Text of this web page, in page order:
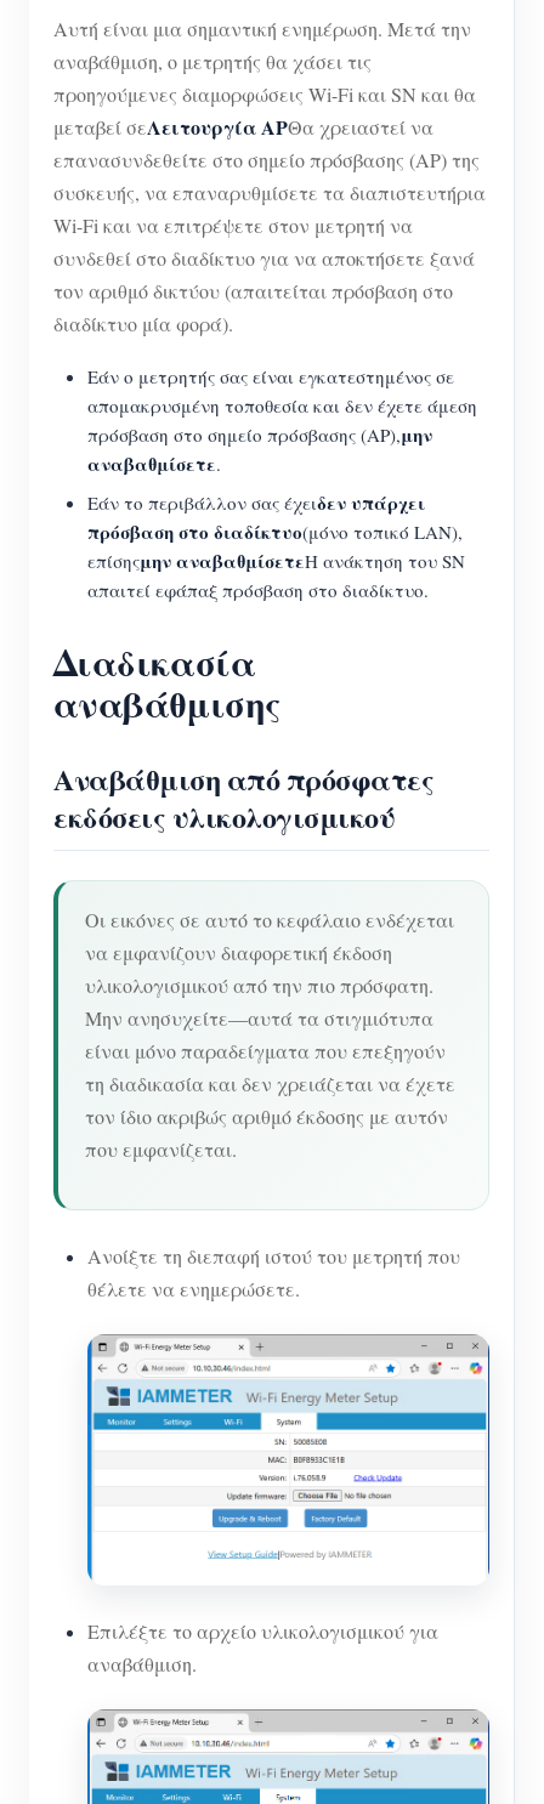
Αυτή είναι μια σημαντική ενημέρωση. Μετά την
αναβάθμιση, ο μετρητής θα χάσει τις
προηγούμενες διαμορφώσεις Wi-Fi και SN και θα
μεταβεί σεΛειτουργία APΘα χρειαστεί να
επανασυνδεθείτε στο σημείο πρόσβασης (AP) της
συσκευής, να επαναρυθμίσετε τα διαπιστευτήρια
Wi-Fi και να επιτρέψετε στον μετρητή να
συνδεθεί στο διαδίκτυο για να αποκτήσετε ξανά
τον αριθμό δικτύου (απαιτείται πρόσβαση στο
διαδίκτυο μία φορά).
Εάν ο μετρητής σας είναι εγκατεστημένος σε
απομακρυσμένη τοποθεσία και δεν έχετε άμεση
πρόσβαση στο σημείο πρόσβασης (AP),μην
αναβαθμίσετε.
Εάν το περιβάλλον σας έχειδεν υπάρχει
πρόσβαση στο διαδίκτυο(μόνο τοπικό LAN),
επίσηςμην αναβαθμίσετεΗ ανάκτηση του SN
απαιτεί εφάπαξ πρόσβαση στο διαδίκτυο.
Διαδικασία
αναβάθμισης
Αναβάθμιση από πρόσφατες
εκδόσεις υλικολογισμικού
Οι εικόνες σε αυτό το κεφάλαιο ενδέχεται
να εμφανίζουν διαφορετική έκδοση
υλικολογισμικού από την πιο πρόσφατη.
Μην ανησυχείτε—αυτά τα στιγμιότυπα
είναι μόνο παραδείγματα που επεξηγούν
τη διαδικασία και δεν χρειάζεται να έχετε
τον ίδιο ακριβώς αριθμό έκδοσης με αυτόν
που εμφανίζεται.
Ανοίξτε τη διεπαφή ιστού του μετρητή που
θέλετε να ενημερώσετε.
Επιλέξτε το αρχείο υλικολογισμικού για
αναβάθμιση.